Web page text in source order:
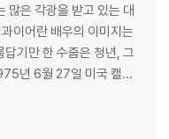
많은 각광을 받고 있는 대
이어란 배우의 이미지는
기만 한 수줍은 청년, 그
살때 학교를 그만두고,
부분에 노미네이트된 19